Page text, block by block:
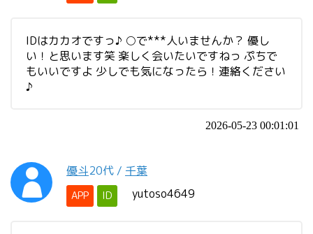
IDはカカオですっ♪ ○で***人いませんか？ 優し
い！と思います笑 楽しく会いたいですねっ ぷちで
もいいですよ 少しでも気になったら！連絡ください
♪
2026-05-23 00:01:01
優斗20代 / 千葉
APP ID yutoso4649